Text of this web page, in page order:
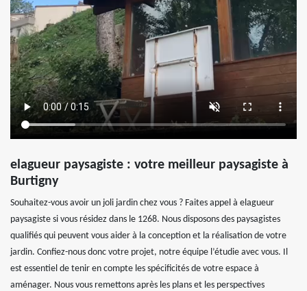
elagueur paysagiste : votre meilleur paysagiste à
Burtigny
Souhaitez-vous avoir un joli jardin chez vous ? Faites appel à elagueur
paysagiste si vous résidez dans le 1268. Nous disposons des paysagistes
qualifiés qui peuvent vous aider à la conception et la réalisation de votre
jardin. Confiez-nous donc votre projet, notre équipe l’étudie avec vous. Il
est essentiel de tenir en compte les spécificités de votre espace à
aménager. Nous vous remettons après les plans et les perspectives